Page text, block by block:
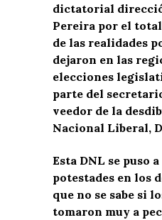
dictatorial
Pereira por el
de las realidades
dejaron en las
elecciones
parte del
veedor de la
Nacional Liberal,
Esta DNL se puso
potestades en los
que no se sabe si
tomaron muy a